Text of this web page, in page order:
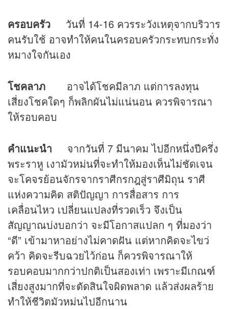
ครอบครัว วันที่ 14-16 ควรระวังเหตุจากบริวาร
คนรับใช้ อาจทำให้คนในครอบครัวกระทบกระทั่ง
หมางใจกันเอง
โชคลาภ อาจได้โชคมีลาภ แต่การลงทุน
เสี่ยงโชคใดๆ ก็พลิกผันไม่แน่นอน ควรพิจารณา
ให้รอบคอบ
คำแนะนำ จากวันที่ 7 มีนาคม ไปอีกหนึ่งปีครึ่ง
พระราหู เงามัวหม่นที่จะทำให้มองเห็นไม่ชัดเจน
จะโคจรย้อนจักรจากราศีกรกฎสู่ราศีมิถุน ราศี
แห่งความคิด สติปัญญา การสื่อสาร การ
เคลื่อนไหว เปลี่ยนแปลงที่รวดเร็ว จึงเป็น
สัญญาณบ่งบอกว่า จะมีโอกาสแปลก ๆ ที่มองว่า
“ดี” เข้ามาหาอย่างไม่คาดฝัน แต่หากคิดจะไขว่
คว้า คิดจะรีบฉวยไว้ก่อน ก็ควรพิจารณาให้
รอบคอบมากกว่าปกติเป็นสองเท่า เพราะมีเกณฑ์
เสี่ยงสูงมากที่จะตัดสินใจผิดพลาด แล้วส่งผลร้าย
ทำให้ชีวิตมัวหม่นไปอีกนาน